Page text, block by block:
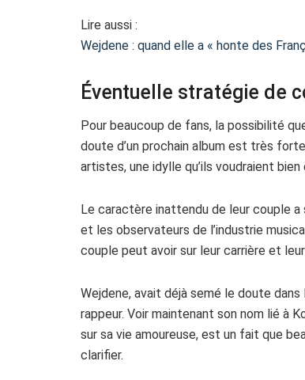
Lire aussi :
Wejdene : quand elle a « honte des
Éventuelle stratégie de
Pour beaucoup de fans, la possibilité
doute d’un prochain album est très
artistes, une idylle qu’ils voudraient
Le caractère inattendu de leur couple
et les observateurs de l’industrie
couple peut avoir sur leur carrière et
Wejdene, avait déjà semé le doute
rappeur. Voir maintenant son nom lié à
sur sa vie amoureuse, est un fait que
clarifier.